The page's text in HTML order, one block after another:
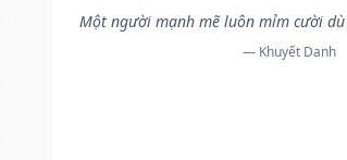
Một người mạnh mẽ luôn mỉm cười
— Khuyết Danh